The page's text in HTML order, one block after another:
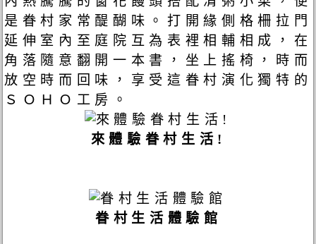
是眷村家常醍醐味。打開緣側格柵拉門
延伸室內至庭院互為表裡相輔相成，在
角落隨意翻開一本書，坐上搖椅，時而
放空時而回味，享受這眷村演化獨特的
ＳＯＨＯ工房。
來體驗眷村生活!
眷村生活體驗館